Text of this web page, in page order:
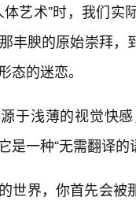
体艺术”时，我们
丰腴的原始崇拜
态的迷恋。
于浅薄的视觉快
是一种“无需翻译的
世界，你首先会